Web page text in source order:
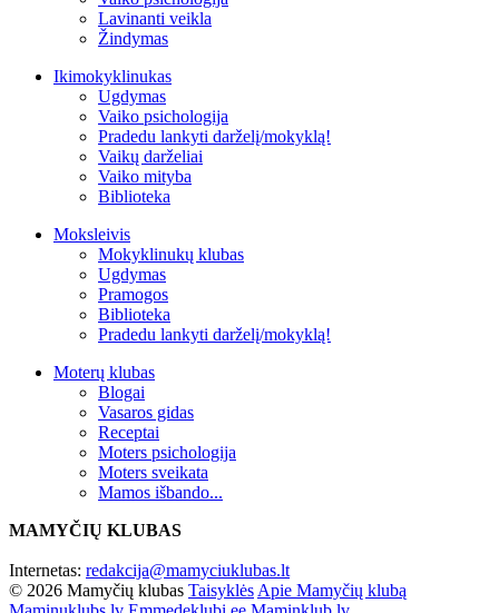
Lavinanti veikla
Žindymas
Ikimokyklinukas
Ugdymas
Vaiko psichologija
Pradedu lankyti darželį/mokyklą!
Vaikų darželiai
Vaiko mityba
Biblioteka
Moksleivis
Mokyklinukų klubas
Ugdymas
Pramogos
Biblioteka
Pradedu lankyti darželį/mokyklą!
Moterų klubas
Blogai
Vasaros gidas
Receptai
Moters psichologija
Moters sveikata
Mamos išbando...
MAMYČIŲ KLUBAS
Internetas: redakcija@mamyciuklubas.lt
© 2026 Mamyčių klubas Taisyklės Apie Mamyčių klubą